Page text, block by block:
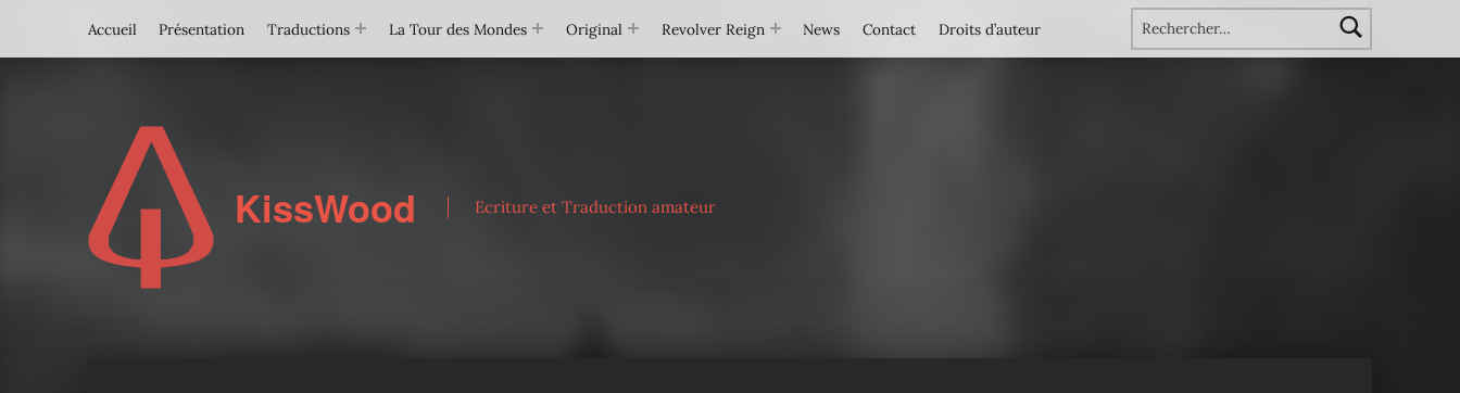
Rechercher :
Accueil
Présentation Traductions La Tour des Mondes Original Revolver Reign News Contact Droits d’auteur
KissWood Ecriture et Traduction amateur